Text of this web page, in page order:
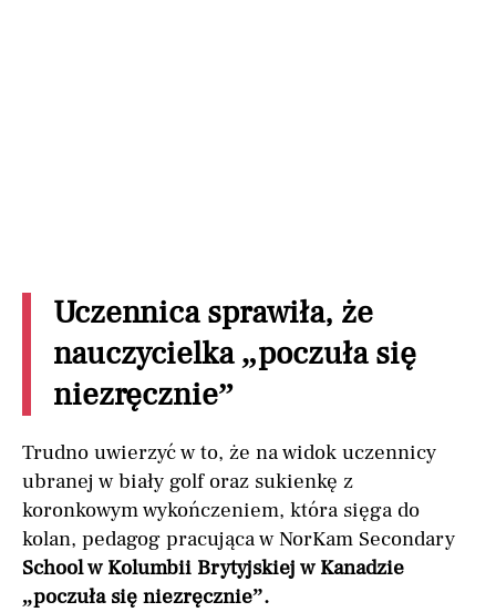
Uczennica sprawiła, że
nauczycielka „poczuła się
niezręcznie”
Trudno uwierzyć w to, że na widok uczennicy
ubranej w biały golf oraz sukienkę z
koronkowym wykończeniem, która sięga do
kolan, pedagog pracująca w NorKam Secondary
School w Kolumbii Brytyjskiej w Kanadzie
„poczuła się niezręcznie”.